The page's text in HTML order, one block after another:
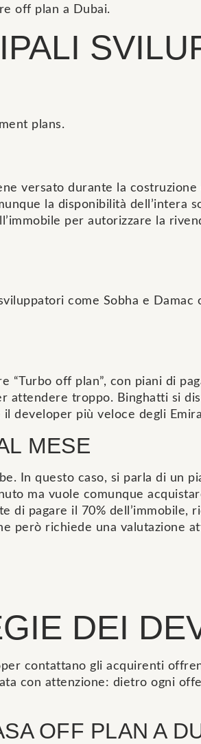
off plan a Dubai.
plans.
versato durante la costruzione
la disponibilità dell’intera
per autorizzare la
come Sobha e Damac
off plan”, con piani di
attendere troppo. Binghatti si
developer più veloce degli
MESE
In questo caso, si parla di un
ma vuole comunque
di pagare il 70% dell’immobile,
però richiede una valutazione
DEI
contattano gli acquirenti
con attenzione: dietro ogni
OFF PLAN A